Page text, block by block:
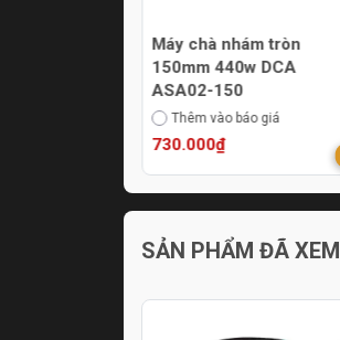
Máy chà nhám tròn
150mm 440w DCA
ASA02-150
Thêm vào báo giá
730.000₫
SẢN PHẨM ĐÃ XEM